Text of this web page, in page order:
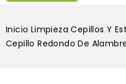
Inicio Limpieza Cepillos Y
Cepillo Redondo De